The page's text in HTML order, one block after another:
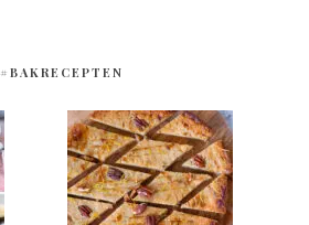
#BAKRECEPTEN